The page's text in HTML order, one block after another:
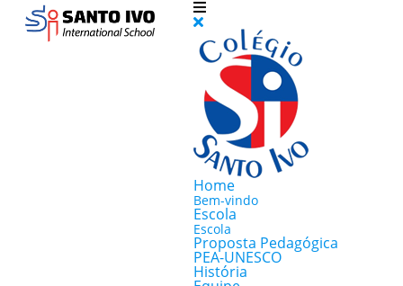
Home
Bem-vindo
Escola
Escola
Proposta Pedagógica
PEA-UNESCO
História